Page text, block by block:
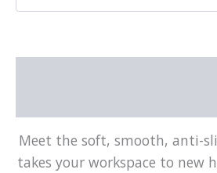
Meet the soft, smooth, anti-
takes your workspace to new